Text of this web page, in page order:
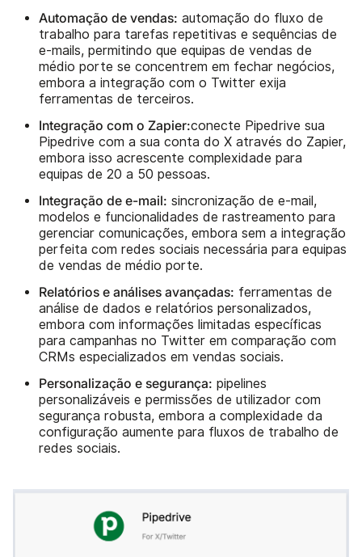
Automação de vendas: automação do fluxo de
trabalho para tarefas repetitivas e sequências de
e-mails, permitindo que equipas de vendas de
médio porte se concentrem em fechar negócios,
embora a integração com o Twitter exija
ferramentas de terceiros.
Integração com o Zapier:conecte Pipedrive sua
Pipedrive com a sua conta do X através do Zapier,
embora isso acrescente complexidade para
equipas de 20 a 50 pessoas.
Integração de e-mail: sincronização de e-mail,
modelos e funcionalidades de rastreamento para
gerenciar comunicações, embora sem a integração
perfeita com redes sociais necessária para equipas
de vendas de médio porte.
Relatórios e análises avançadas: ferramentas de
análise de dados e relatórios personalizados,
embora com informações limitadas específicas
para campanhas no Twitter em comparação com
CRMs especializados em vendas sociais.
Personalização e segurança: pipelines
personalizáveis e permissões de utilizador com
segurança robusta, embora a complexidade da
configuração aumente para fluxos de trabalho de
redes sociais.